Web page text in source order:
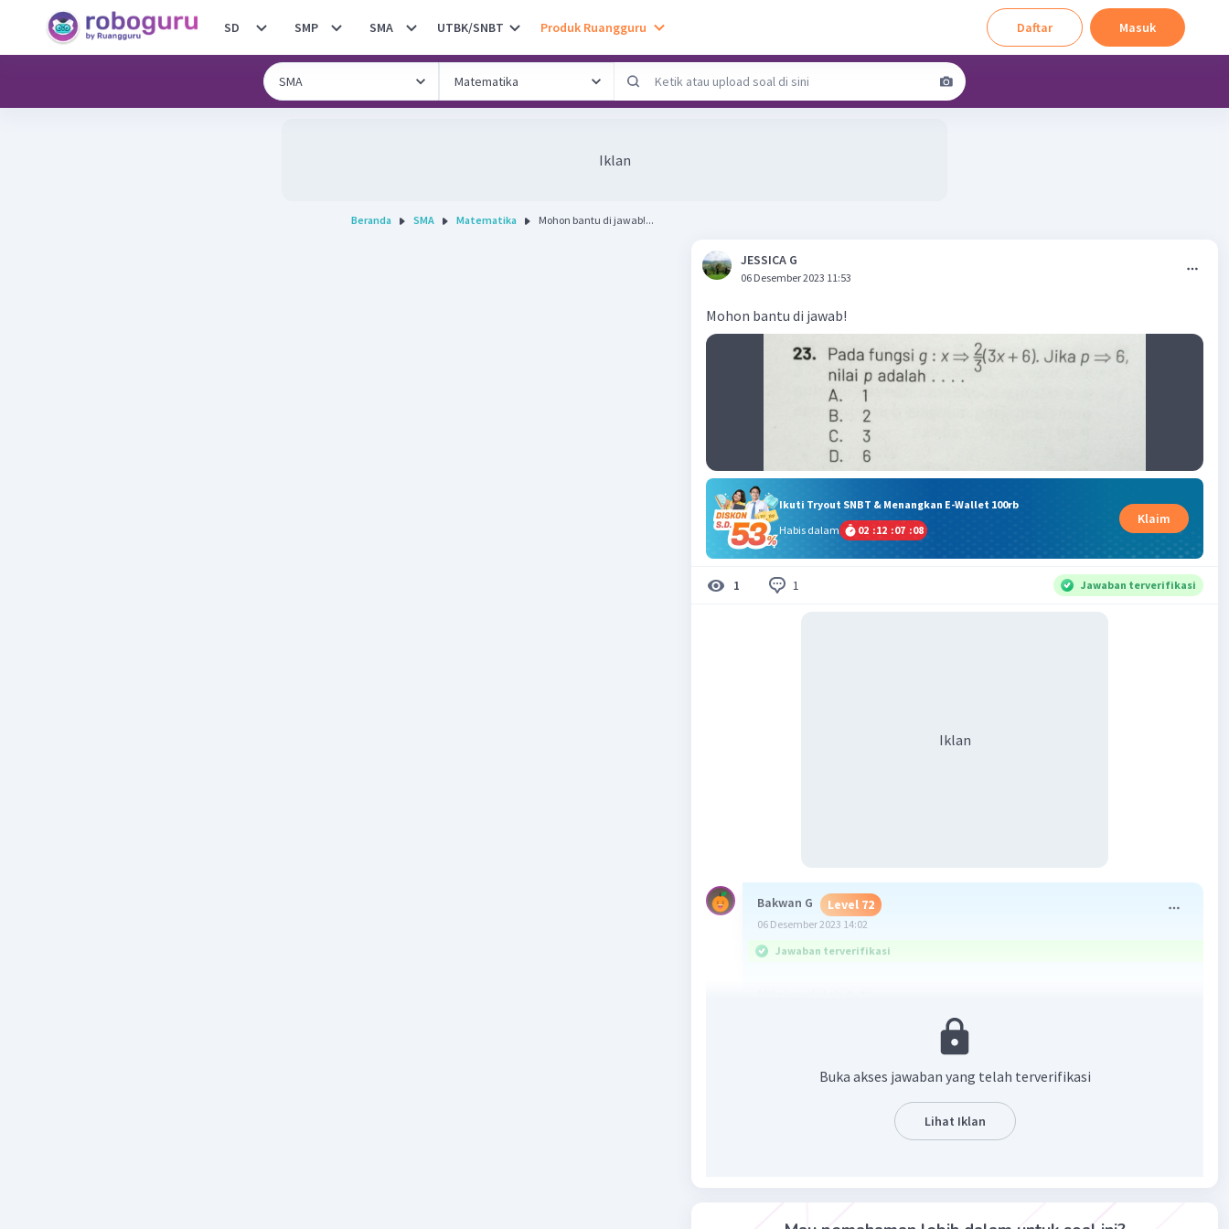
SD SMP SMA UTBK/SNBT Produk Ruangguru Daftar Masuk
Iklan
Beranda SMA Matematika Mohon bantu di jawab!...
JESSICA G
06 Desember 2023 11:53
Mohon bantu di jawab!
Ikuti Tryout SNBT & Menangkan E-Wallet 100rb
Habis dalam
02 :12 :07 :07
Klaim
1 1 Jawaban terverifikasi
Iklan
Bakwan G Level 72
06 Desember 2023 14:02
Jawaban terverifikasi
Buka akses jawaban yang telah terverifikasi
Lihat Iklan